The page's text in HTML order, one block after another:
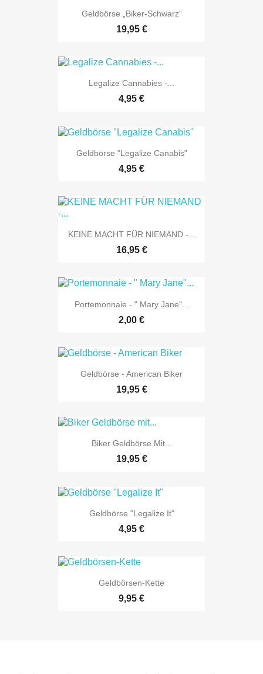
Geldbörse „Biker-Schwarz“
19,95 €
Legalize Cannabies -...
4,95 €
Geldbörse "Legalize Canabis"
4,95 €
KEINE MACHT FÜR NIEMAND -...
16,95 €
Portemonnaie - " Mary Jane"...
2,00 €
Geldbörse - American Biker
19,95 €
Biker Geldbörse Mit...
19,95 €
Geldbörse "Legalize It"
4,95 €
Geldbörsen-Kette
9,95 €